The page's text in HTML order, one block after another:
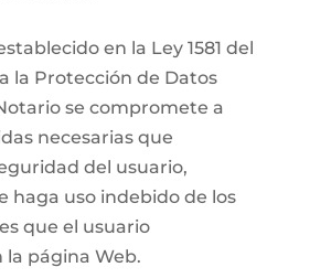
en la Ley 1581 del
la Protección de Datos
se compromete a
necesarias que
del usuario,
haga uso indebido de los
que el usuario
página Web.